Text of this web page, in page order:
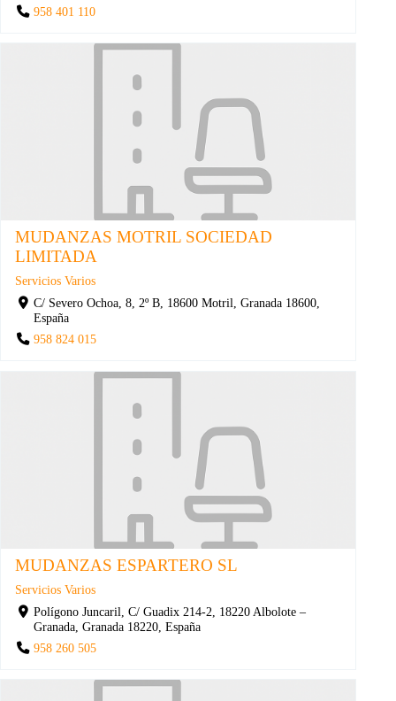
958 401 110
MUDANZAS MOTRIL SOCIEDAD
LIMITADA
Servicios Varios
C/ Severo Ochoa, 8, 2º B, 18600 Motril, Granada 18600,
España
958 824 015
MUDANZAS ESPARTERO SL
Servicios Varios
Polígono Juncaril, C/ Guadix 214-2, 18220 Albolote –
Granada, Granada 18220, España
958 260 505